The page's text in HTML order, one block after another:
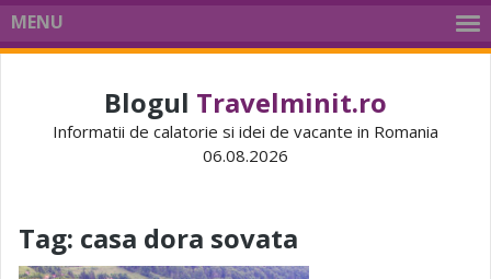
MENU
Blogul Travelminit.ro
Informatii de calatorie si idei de vacante in Romania
06.08.2026
Tag: casa dora sovata